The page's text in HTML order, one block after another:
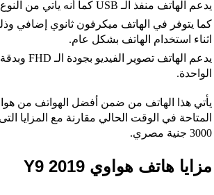
يدعم الهاتف منفذ الـ USB كما أنه يأتي من النوع Micro USB 2.0 التقليدي.
كما يتوفر في الهاتف ميكرفون ثانوي إضافي
اثناء استخدام الهاتف بشكل عام.
الواحدة.
يأتي هذا الهاتف من ضمن أفضل الهواتف من
المتاحة في الوقت الحالي مقارنة مع المزايا
3000 جنية مصري.
مزايا هاتف هواوي Y9 2019​